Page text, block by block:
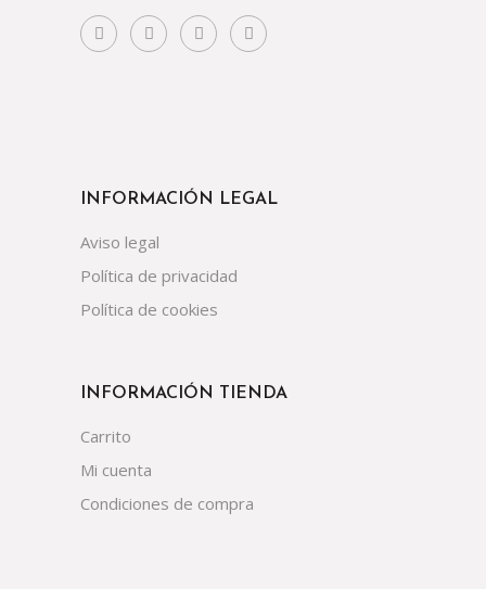
INFORMACIÓN LEGAL
Aviso legal
Política de privacidad
Política de cookies
INFORMACIÓN TIENDA
Carrito
Mi cuenta
Condiciones de compra